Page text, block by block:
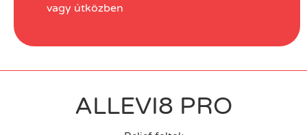
vagy útközben
ALLEVI8 PRO